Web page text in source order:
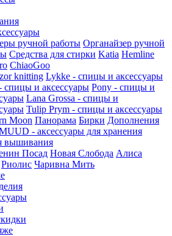
ручной работы Органайзер ручной
Средства для стирки Katia Hemline
ChiaoGoo
knitting Lykke - спицы и аксессуары
спицы и аксессуары Pony - спицы и
Lana Grossa - спицы и
Tulip Prym - спицы и аксессуары
Moon Панорама Бирки Дополнения
- аксессуары для хранения
вышивания
Посад Новая Слобода Алиса
Риолис Чаривна Мить